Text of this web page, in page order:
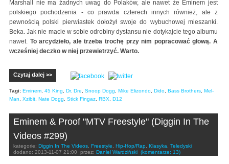
Marshall nie ma żadnych uwag do Polaków, ale nawet że Eminem jest
polskiego pochodzenia - co prawda czterech innych również, ale z
pewnością polski pierwiastek dołożył swoje do wybuchowej mieszanki.
Beka. Jak nie macie w sobie odrobiny dystansu nie dotykajcie tego albumu
nawet. To arcydzieło, ale trzeba trochę przy nim popracować głową. A
wcześniej deczko w niej przewietrzyć. Warto.
Czytaj dalej >>
Tagi: Eminem 45 King Dr. Dre Snoop Dogg Mike Elizondo Dido Bass Brothers Mel-
Man
Xzibit Nate Dogg Stick Fingaz RBX D12
Eminem & Proof "MTV Freestyle" (Diggin In The
Videos #299)
kategorie: Diggin In The Videos Freestyle Hip-Hop/Rap Klasyka
Teledyski
dodano: 2013-11-07 21:00 przez: Daniel Wardziński (komentarze: 13)